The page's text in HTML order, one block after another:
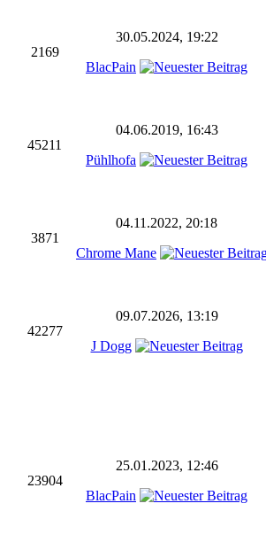
2169
30.05.2024, 19:22
BlacPain
45211
04.06.2019, 16:43
Pühlhofa
3871
04.11.2022, 20:18
Chrome Mane
42277
09.07.2026, 13:19
J Dogg
23904
25.01.2023, 12:46
BlacPain